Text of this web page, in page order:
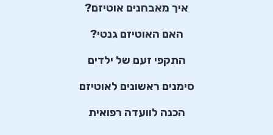
איך מאבחנים אוטיזם?
האם האוטיזם גנטי?
התקפי זעם של ילדים
סימנים ראשונים לאוטיזם
הכנה לוועדה רפואית